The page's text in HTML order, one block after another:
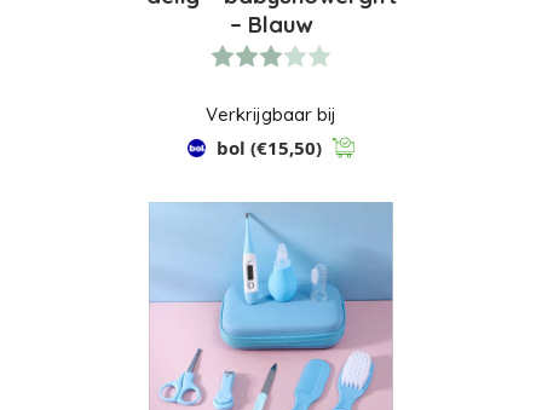
– Blauw
Verkrijgbaar bij
bol (€15,50)